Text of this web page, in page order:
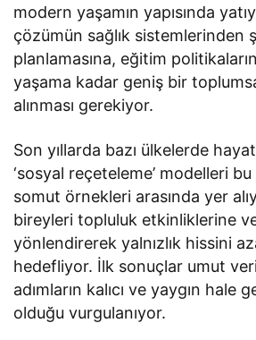
modern yaşamın yapısında
çözümün sağlık sistemlerinden
planlamasına, eğitim
yaşama kadar geniş bir
alınması gerekiyor.
Son yıllarda bazı ülkelerde
‘sosyal reçeteleme’ modelleri bu
somut örnekleri arasında yer
bireyleri topluluk etkinliklerine
yönlendirerek yalnızlık hissini
hedefliyor. İlk sonuçlar umut
adımların kalıcı ve yaygın hale
olduğu vurgulanıyor.